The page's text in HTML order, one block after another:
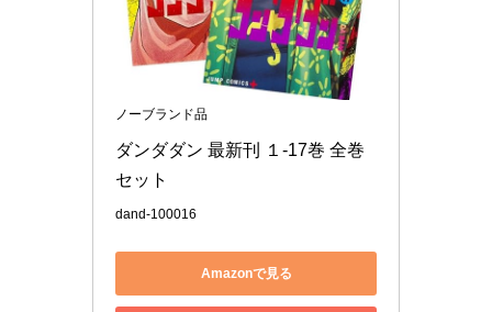
ノーブランド品
ダンダダン 最新刊 １-17巻 全巻
セット
dand-100016
Amazonで見る